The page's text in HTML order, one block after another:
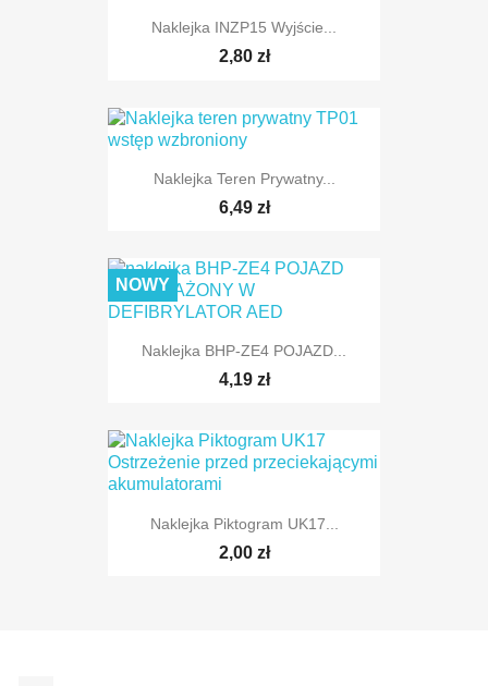
Naklejka INZP15 Wyjście...
2,80 zł
Naklejka Teren Prywatny...
6,49 zł
Naklejka BHP-ZE4 POJAZD...
4,19 zł
NOWY
Naklejka Piktogram UK17...
2,00 zł